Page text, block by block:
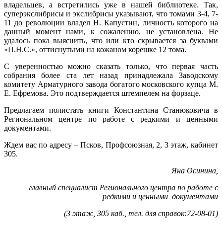
владельцев, а встретились уже в нашей библиотеке. Так,
суперэкслибрисы и экслибрисы указывают, что томами 3-4, 7-
11 до революции владел Н. Капустин, личность которого на
данный момент нами, к сожалению, не установлена. Не
удалось пока выяснить, что или кто скрывается за буквами
«П.Н.С.», оттиснутыми на кожаном корешке 12 тома.
С уверенностью можно сказать только, что первая часть
собрания более ста лет назад принадлежала Заводскому
комитету Арматурного завода богатого московского купца М.
Е. Ефремова. Это подтверждается штемпелем на форзаце.
Предлагаем полистать книги Константина Станюковича в
Региональном центре по работе с редкими и ценными
документами.
Ждем вас по адресу – Псков, Профсоюзная, 2, 3 этаж, кабинет
305.
Яна Осинина,
главный специалист Регионального центра по работе с
редкими и ценными документами
(3 этаж, 305 каб., тел. для справок:72-08-01)